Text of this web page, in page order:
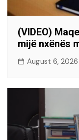
(VIDEO)
mijë nxënës
August 6, 2026